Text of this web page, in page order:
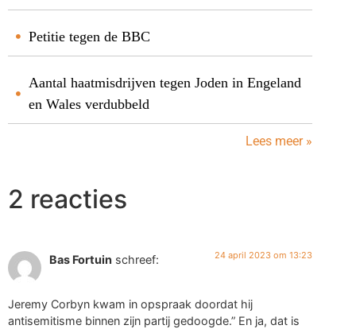
Petitie tegen de BBC
Aantal haatmisdrijven tegen Joden in Engeland
en Wales verdubbeld
Lees meer »
2 reacties
Bas Fortuin schreef: 24 april 2023 om 13:23
Jeremy Corbyn kwam in opspraak doordat hij
antisemitisme binnen zijn partij gedoogde.” En ja, dat is